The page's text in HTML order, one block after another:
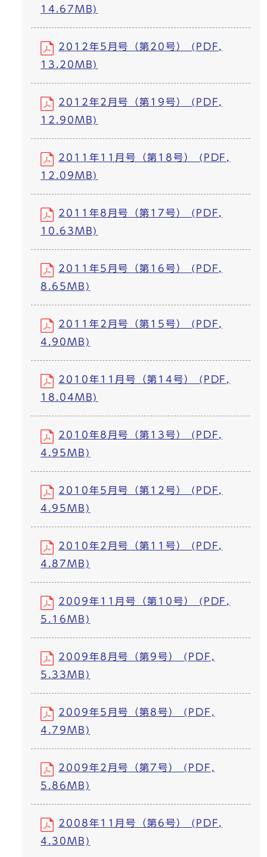
14.67MB)
2012年5月号（第20号） (PDF,
13.20MB)
2012年2月号（第19号） (PDF,
12.90MB)
2011年11月号（第18号） (PDF,
12.09MB)
2011年8月号（第17号） (PDF,
10.63MB)
2011年5月号（第16号） (PDF,
8.65MB)
2011年2月号（第15号） (PDF,
4.90MB)
2010年11月号（第14号） (PDF,
18.04MB)
2010年8月号（第13号） (PDF,
4.95MB)
2010年5月号（第12号） (PDF,
4.95MB)
2010年2月号（第11号） (PDF,
4.87MB)
2009年11月号（第10号） (PDF,
5.16MB)
2009年8月号（第9号） (PDF,
5.33MB)
2009年5月号（第8号） (PDF,
4.79MB)
2009年2月号（第7号） (PDF,
5.86MB)
2008年11月号（第6号） (PDF,
4.30MB)